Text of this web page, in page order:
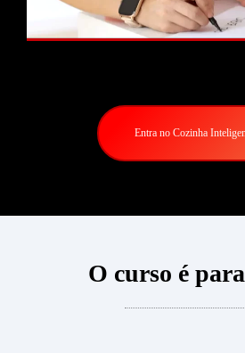
Entra no Cozinha
O curso é